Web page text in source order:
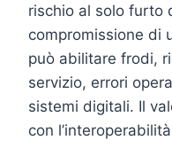
rischio al solo furto
compromissione di
può abilitare frodi,
servizio, errori
sistemi digitali. Il
con